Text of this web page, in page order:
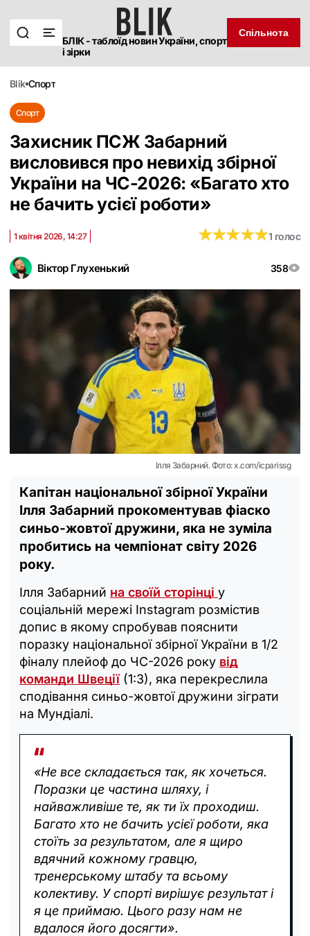
БЛІК - таблоїд новин України, спорт
і зірки
Спільнота
blik спорт
Спорт
Захисник ПСЖ Забарний
висловився про невихід збірної
України на ЧС-2026: «Багато хто
не бачить усієї роботи»
Віктор Глухенький 358
1 квітня 2026, 14:27 ★★★★★
★★★★★1 голос
Ілля Забарний. Фото: x.com/icparissg
Капітан національної збірної України
Ілля Забарний прокоментував фіаско
синьо-жовтої дружини, яка не зуміла
пробитись на чемпіонат світу 2026
року.
Ілля Забарний на своїй сторінці у
соціальній мережі Instagram розмістив
допис в якому спробував пояснити
поразку національної збірної України в 1/2
фіналу плейоф до ЧС-2026 року від
команди Швеції(1:3), яка перекреслила
сподівання синьо-жовтої дружини зіграти
на Мундіалі.
«Не все складається так, як хочеться.
Поразки це частина шляху, і
найважливіше те, як ти їх проходиш.
Багато хто не бачить усієї роботи, яка
стоїть за результатом, але я щиро
вдячний кожному гравцю,
тренерському штабу та всьому
колективу. У спорті вирішує результат і
я це приймаю. Цього разу нам не
вдалося його досягти».